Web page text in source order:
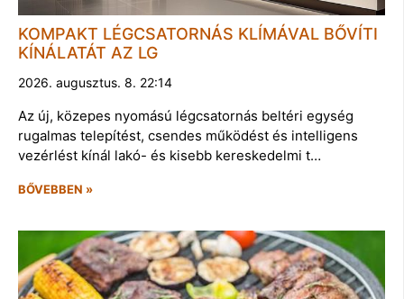
KOMPAKT LÉGCSATORNÁS KLÍMÁVAL BŐVÍTI
KÍNÁLATÁT AZ LG
2026. augusztus. 8. 22:14
Az új, közepes nyomású légcsatornás beltéri egység
rugalmas telepítést, csendes működést és intelligens
vezérlést kínál lakó- és kisebb kereskedelmi t…
BŐVEBBEN »